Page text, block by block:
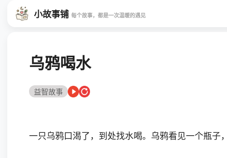
小故事铺 每个故事，都是一次温暖的遇见
乌鸦喝水
益智故事
一只乌鸦口渴了，到处找水喝。乌鸦看见一个瓶子